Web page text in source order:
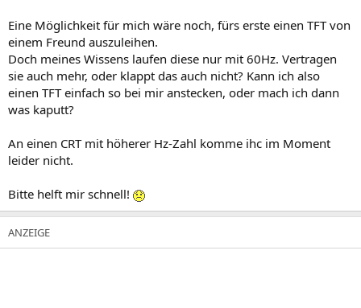
Eine Möglichkeit für mich wäre noch, fürs erste einen TFT von
einem Freund auszuleihen.
Doch meines Wissens laufen diese nur mit 60Hz. Vertragen
sie auch mehr, oder klappt das auch nicht? Kann ich also
einen TFT einfach so bei mir anstecken, oder mach ich dann
was kaputt?
An einen CRT mit höherer Hz-Zahl komme ihc im Moment
leider nicht.
Bitte helft mir schnell!